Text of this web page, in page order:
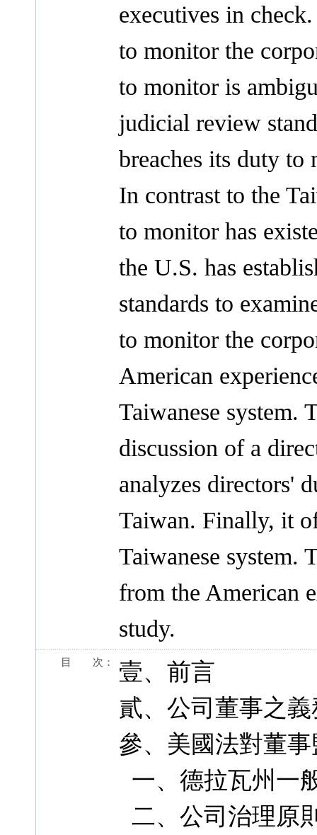
executives in
to monitor the
to monitor is
judicial review
breaches its duty to
In contrast to the
to monitor has
the U.S. has
standards to
to monitor the
American
Taiwanese system.
discussion of a
analyzes directors'
Taiwan. Finally, it
Taiwanese system.
from the American
study.
目 次：
壹、前言
貳、公司董事之
參、美國法對董
一、德拉瓦州一
二、公司治理原